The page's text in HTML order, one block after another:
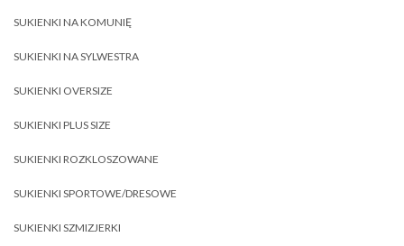
SUKIENKI NA KOMUNIĘ
SUKIENKI NA SYLWESTRA
SUKIENKI OVERSIZE
SUKIENKI PLUS SIZE
SUKIENKI ROZKLOSZOWANE
SUKIENKI SPORTOWE/DRESOWE
SUKIENKI SZMIZJERKI